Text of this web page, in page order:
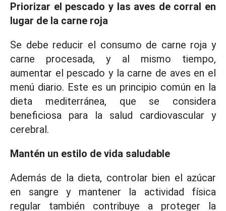
Priorizar el pescado y las aves de corral en
lugar de la carne roja
Se debe reducir el consumo de carne roja y
carne procesada, y al mismo tiempo,
aumentar el pescado y la carne de aves en el
menú diario. Este es un principio común en la
dieta mediterránea, que se considera
beneficiosa para la salud cardiovascular y
cerebral.
Mantén un estilo de vida saludable
Además de la dieta, controlar bien el azúcar
en sangre y mantener la actividad física
regular también contribuye a proteger la